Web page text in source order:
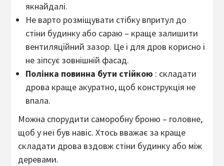
якнайдалі.
Не варто розміщувати стібку впритул до
стіни будинку або сараю – краще залишити
вентиляційний зазор. Це і для дров корисно і
не зіпсує зовнішній фасад.
Полінка повинна бути стійкою : складати
дрова краще акуратно, щоб конструкція не
впала.
Можна спорудити саморобну броню – головне,
щоб у неї був навіс. Хтось вважає за краще
складати дрова вздовж стіни будинку або між
деревами.